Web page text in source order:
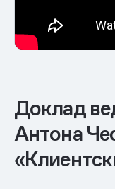
Доклад
Антона